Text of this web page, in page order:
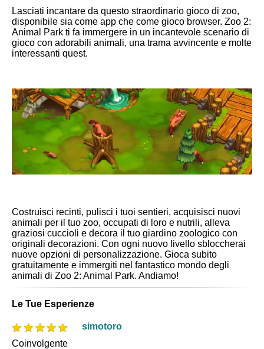
Lasciati incantare da questo straordinario gioco di zoo,
disponibile sia come app che come gioco browser. Zoo 2:
Animal Park ti fa immergere in un incantevole scenario di
gioco con adorabili animali, una trama avvincente e molte
interessanti quest.
Costruisci recinti, pulisci i tuoi sentieri, acquisisci nuovi
animali per il tuo zoo, occupati di loro e nutrili, alleva
graziosi cuccioli e decora il tuo giardino zoologico con
originali decorazioni. Con ogni nuovo livello sbloccherai
nuove opzioni di personalizzazione. Gioca subito
gratuitamente e immergiti nel fantastico mondo degli
animali di Zoo 2: Animal Park. Andiamo!
Le Tue Esperienze
simotoro
Coinvolgente